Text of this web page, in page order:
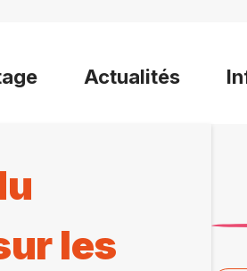
Actualités
les